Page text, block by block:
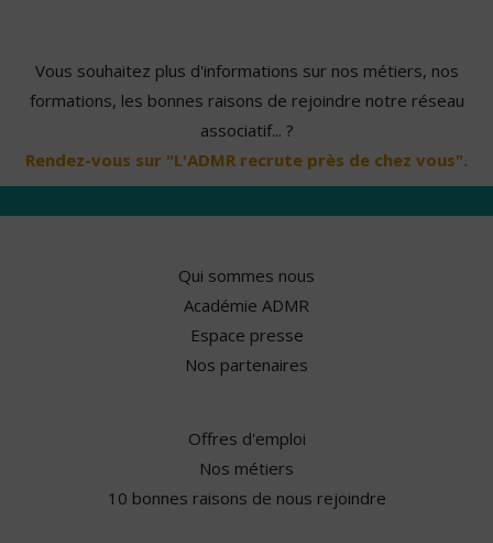
Vous souhaitez plus d'informations sur nos métiers, nos
formations, les bonnes raisons de rejoindre notre réseau
associatif... ?
Rendez-vous sur "L'ADMR recrute près de chez vous".
Qui sommes nous
Académie ADMR
Espace presse
Nos partenaires
Offres d'emploi
Nos métiers
10 bonnes raisons de nous rejoindre